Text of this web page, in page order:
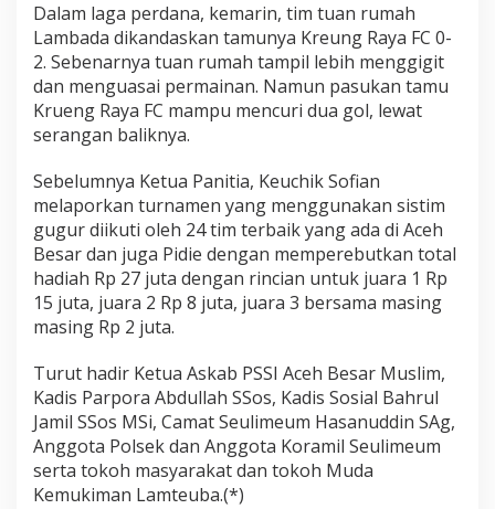
Dalam laga perdana, kemarin, tim tuan rumah
Lambada dikandaskan tamunya Kreung Raya FC 0-
2. Sebenarnya tuan rumah tampil lebih menggigit
dan menguasai permainan. Namun pasukan tamu
Krueng Raya FC mampu mencuri dua gol, lewat
serangan baliknya.
Sebelumnya Ketua Panitia, Keuchik Sofian
melaporkan turnamen yang menggunakan sistim
gugur diikuti oleh 24 tim terbaik yang ada di Aceh
Besar dan juga Pidie dengan memperebutkan total
hadiah Rp 27 juta dengan rincian untuk juara 1 Rp
15 juta, juara 2 Rp 8 juta, juara 3 bersama masing
masing Rp 2 juta.
Turut hadir Ketua Askab PSSI Aceh Besar Muslim,
Kadis Parpora Abdullah SSos, Kadis Sosial Bahrul
Jamil SSos MSi, Camat Seulimeum Hasanuddin SAg,
Anggota Polsek dan Anggota Koramil Seulimeum
serta tokoh masyarakat dan tokoh Muda
Kemukiman Lamteuba.(*)